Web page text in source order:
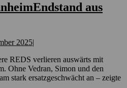
Endstand aus
2025|
Ohne Vedran, Simon und den
stark ersatzgeschwächt an – zeigte